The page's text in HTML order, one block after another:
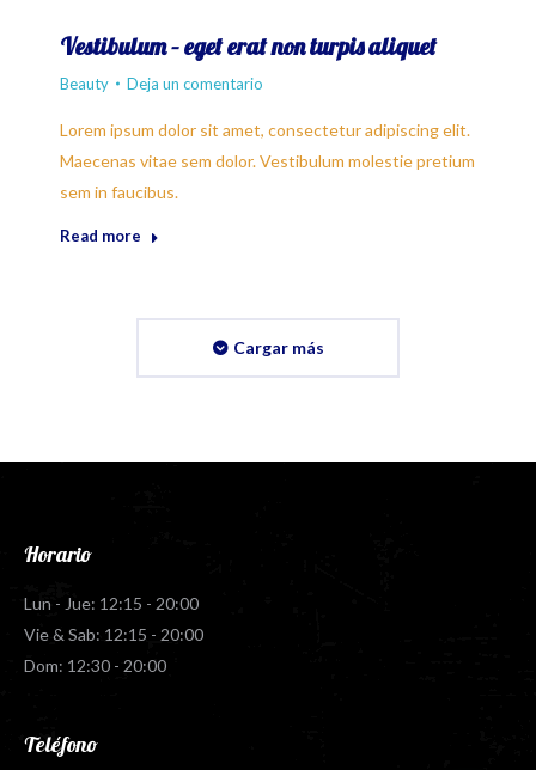
Vestibulum – eget erat non turpis aliquet
Beauty Deja un comentario
Lorem ipsum dolor sit amet, consectetur adipiscing elit.
Maecenas vitae sem dolor. Vestibulum molestie pretium
sem in faucibus.
Read more
Cargar más
Horario
Lun - Jue: 12:15 - 20:00
Vie & Sab: 12:15 - 20:00
Dom: 12:30 - 20:00
Teléfono